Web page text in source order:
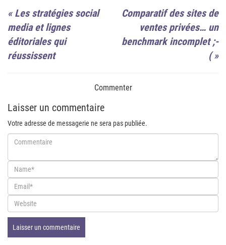
« Les stratégies social
media et lignes
éditoriales qui
réussissent
Comparatif des sites de
ventes privées… un
benchmark incomplet ;-
(»
Commenter
Laisser un commentaire
Votre adresse de messagerie ne sera pas publiée.